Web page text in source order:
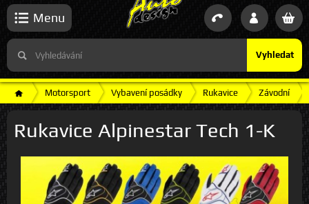
Vyhledat
Menu
Motorsport Vybavení posádky Rukavice Závodní
Rukavice Alpinestar Tech 1-K